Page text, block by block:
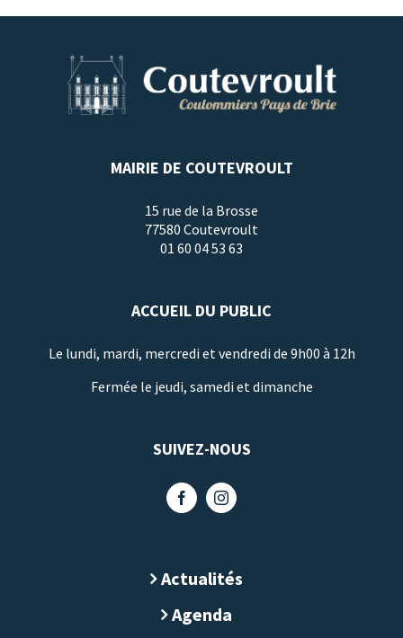
MAIRIE DE COUTEVROULT
15 rue de la Brosse
77580 Coutevroult
01 60 04 53 63
ACCUEIL DU PUBLIC
Le lundi, mardi, mercredi et vendredi de 9h00 à 12h
Fermée le jeudi, samedi et dimanche
SUIVEZ-NOUS
Actualités
Agenda